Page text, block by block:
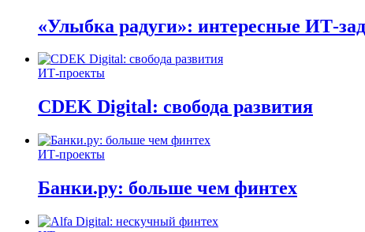
«Улыбка радуги»: интересные ИТ-
ИТ-проекты
CDEK Digital: свобода развития
ИТ-проекты
Банки.ру: больше чем финтех